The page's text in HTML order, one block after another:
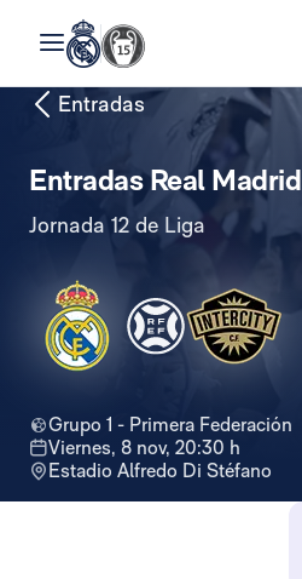
Entradas
Entradas Real
Jornada 12 de Liga
Grupo 1 - Primera Federación
viernes, 8 nov, 20:30 h
Estadio Alfredo Di Stéfano